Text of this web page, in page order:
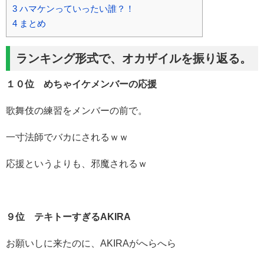
3 ハマケンっていったい誰？！
4 まとめ
ランキング形式で、オカザイルを振り返る。
１０位 めちゃイケメンバーの応援
歌舞伎の練習をメンバーの前で。
一寸法師でバカにされるｗｗ
応援というよりも、邪魔されるｗ
９位 テキトーすぎるAKIRA
お願いしに来たのに、AKIRAがへらへら